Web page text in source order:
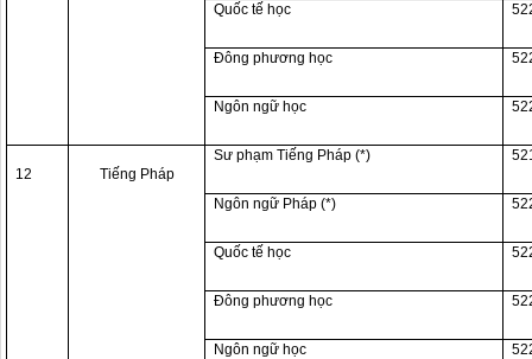
Quốc tế học
Đông phương học
Ngôn ngữ học
12 Tiếng Pháp
Sư phạm Tiếng Pháp (*)
Ngôn ngữ Pháp (*)
Quốc tế học
Đông phương học
Ngôn ngữ học